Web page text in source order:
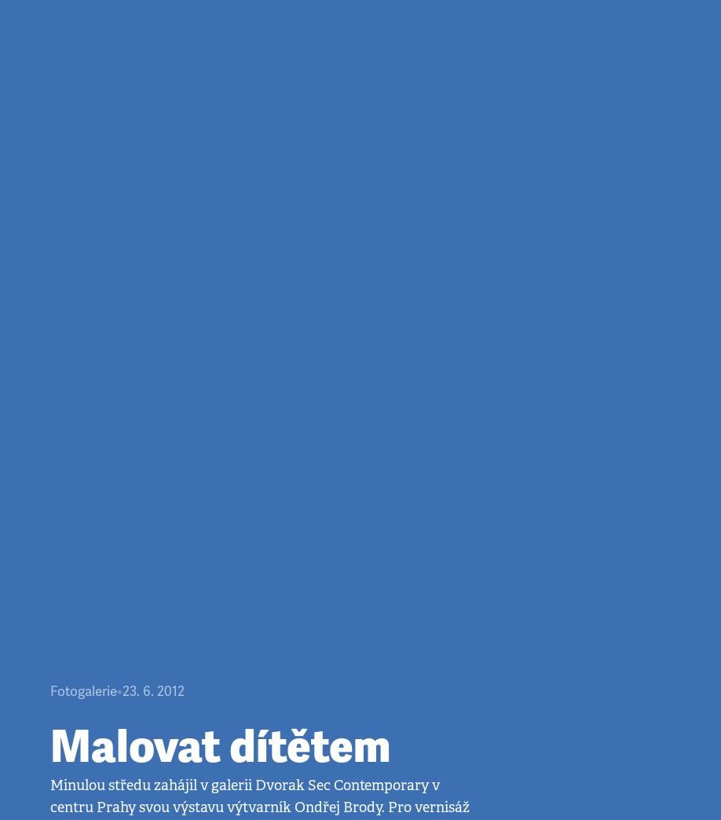
Fotogalerie•23. 6. 2012
Malovat dítětem
Minulou středu zahájil v galerii Dvorak Sec Contemporary v
centru Prahy svou výstavu výtvarník Ondřej Brody. Pro vernisáž